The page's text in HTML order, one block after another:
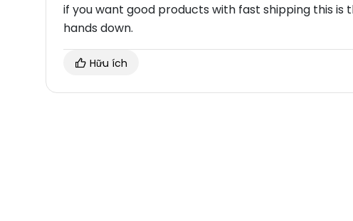
if you want good products with fast shipping this
hands down.
Hữu ích